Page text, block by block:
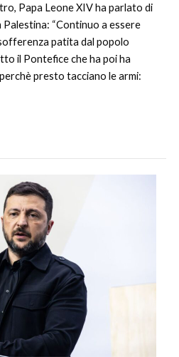
Papa Leone XIV ha parlato di
“Continuo a essere
patita dal popolo
il Pontefice che ha poi ha
presto tacciano le armi: